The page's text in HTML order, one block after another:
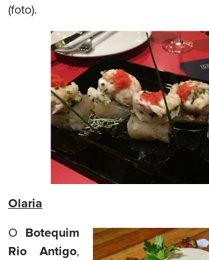
(foto).
Olaria
O Botequim
Rio Antigo,